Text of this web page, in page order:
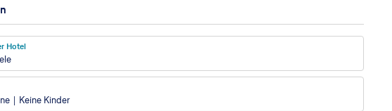
Hotel
Keine Kinder